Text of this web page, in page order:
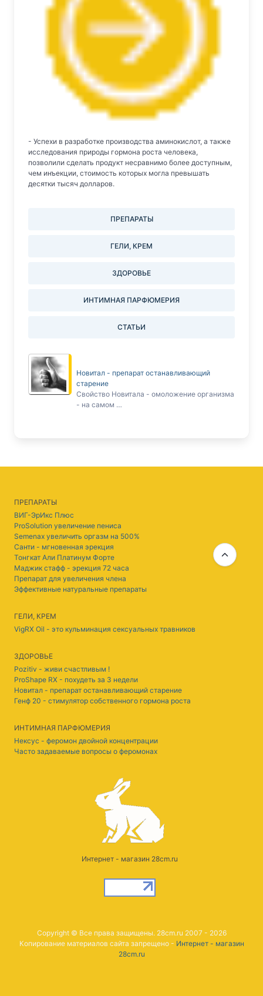
- Успехи в разработке производства аминокислот, а также
исследования природы гормона роста человека,
позволили сделать продукт несравнимо более доступным,
чем инъекции, стоимость которых могла превышать
десятки тысяч долларов.
ПРЕПАРАТЫ
ГЕЛИ, КРЕМ
ЗДОРОВЬЕ
ИНТИМНАЯ ПАРФЮМЕРИЯ
СТАТЬИ
Новитал - препарат останавливающий
старение
Cвойство Новитала - омоложение организма
- на самом …
ПРЕПАРАТЫ
ВИГ-ЭрИкс Плюс
ProSolution увеличение пениса
Semenax увеличить оргазм на 500%
Санти - мгновенная эрекция
Тонгкат Али Платинум Форте
Маджик стафф - эрекция 72 часа
Препарат для увеличения члена
Эффективные натуральные препараты
ГЕЛИ, КРЕМ
VigRX Oil - это кульминация сексуальных травников
ЗДОРОВЬЕ
Pozitiv - живи счастливым !
ProShape RX - похудеть за 3 недели
Новитал - препарат останавливающий старение
Генф 20 - стимулятор собственного гормона роста
ИНТИМНАЯ ПАРФЮМЕРИЯ
Нексус - феромон двойной концентрации
Часто задаваемые вопросы о феромонах
Интернет - магазин 28cm.ru
Copyright © Все права защищены. 28cm.ru 2007 - 2026
Копирование материалов сайта запрещено - Интернет - магазин
28cm.ru